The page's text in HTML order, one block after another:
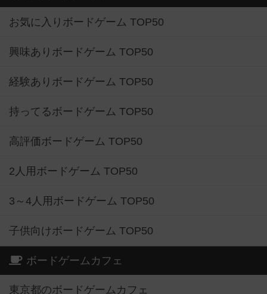
お気に入りボードゲーム TOP50
興味ありボードゲーム TOP50
経験ありボードゲーム TOP50
持ってるボードゲーム TOP50
高評価ボードゲーム TOP50
2人用ボードゲーム TOP50
3～4人用ボードゲーム TOP50
子供向けボードゲーム TOP50
ボードゲームカフェ
東京都のボードゲームカフェ